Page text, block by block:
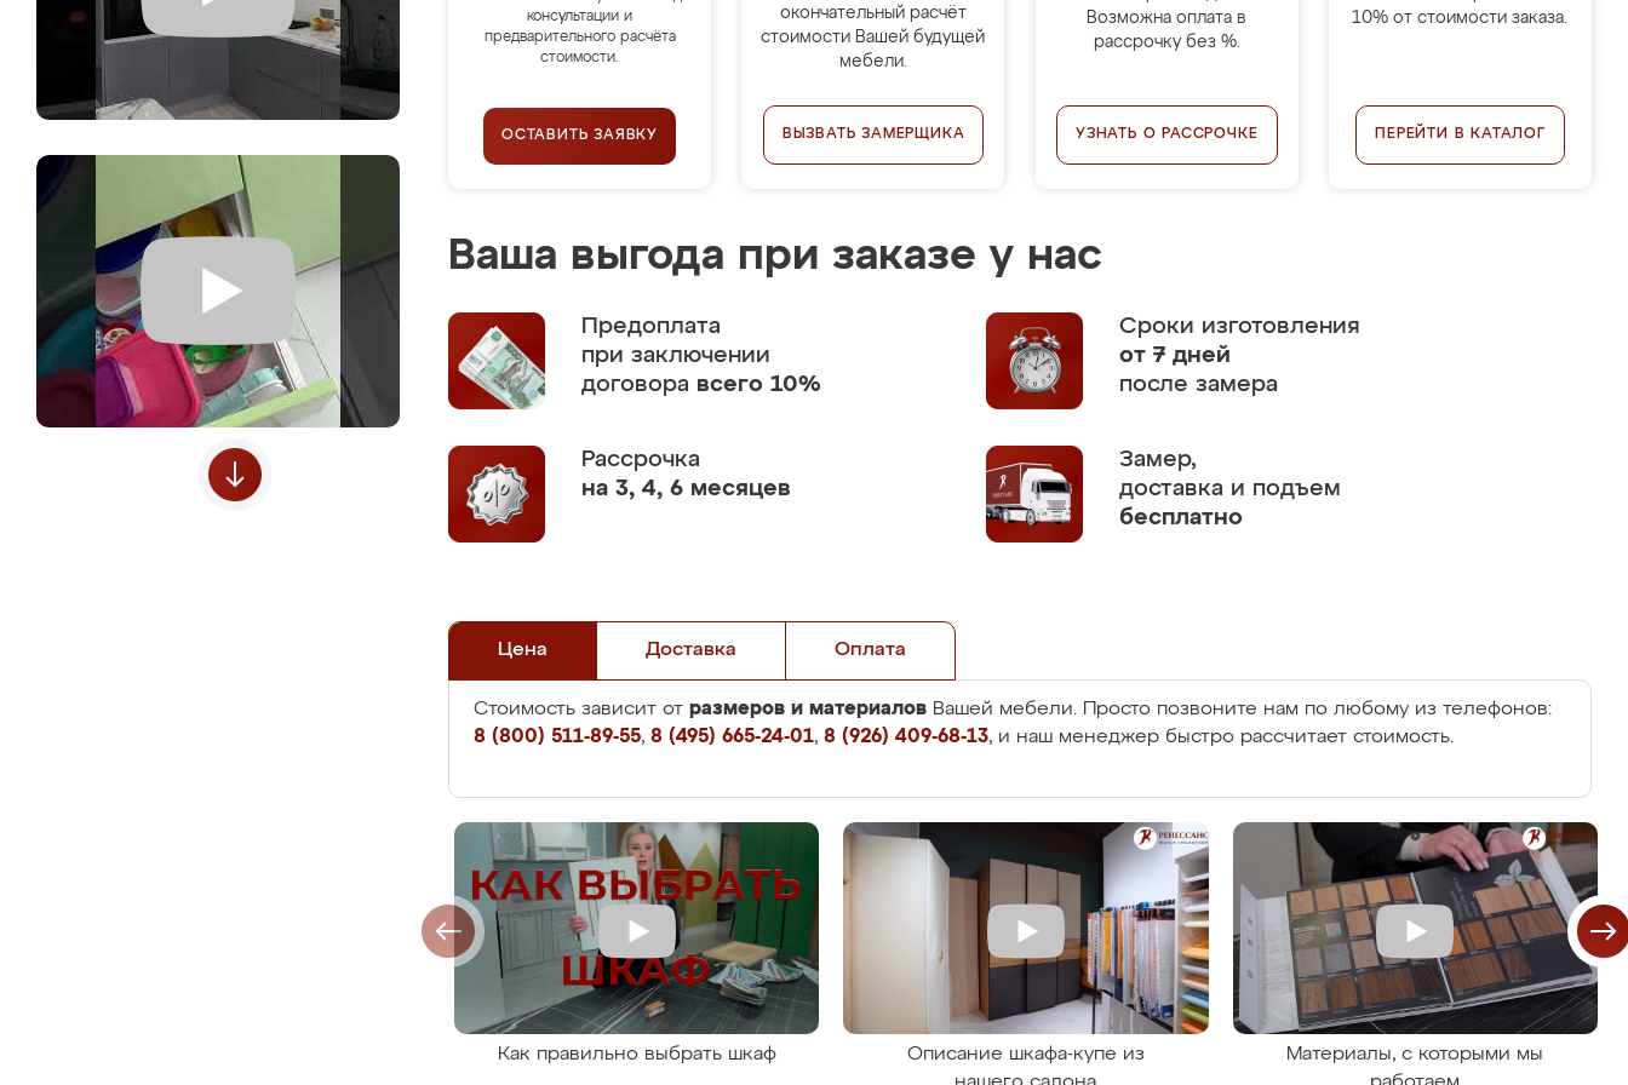
консультации и
предварительного расчёта
стоимости.
ОСТАВИТЬ ЗАЯВКУ
окончательный расчёт
стоимости Вашей будущей
мебели.
ВЫЗВАТЬ ЗАМЕРЩИКА
Возможна оплата в
рассрочку без %.
УЗНАТЬ О РАССРОЧКЕ
10% от стоимости заказа.
ПЕРЕЙТИ В КАТАЛОГ
Ваша выгода при заказе у нас
Предоплата
при заключении
договора всего 10%
Сроки изготовления
от 7 дней
после замера
Рассрочка
на 3, 4, 6 месяцев
Замер,
доставка и подъем
бесплатно
Цена Доставка Оплата
Стоимость зависит от размеров и материалов Вашей мебели. Просто позвоните нам по любому из телефонов:
8 (800) 511-89-55, 8 (495) 665-24-01, 8 (926) 409-68-13, и наш менеджер быстро рассчитает стоимость.
Как правильно выбрать шкаф
Описание шкафа-купе из
Материалы, с которыми мы